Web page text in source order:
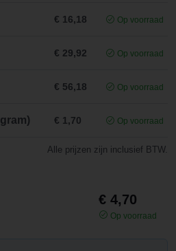
€ 16,18 Op voorraad
€ 29,92 Op voorraad
€ 56,18 Op voorraad
€ 1,70 Op voorraad
Alle prijzen zijn inclusief BTW.
€ 4,70
Op voorraad